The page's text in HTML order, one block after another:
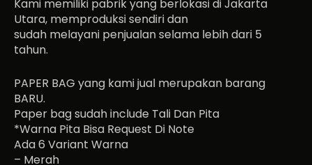
Kami memiliki pabrik yang berlokasi di Jakarta
Utara, memproduksi sendiri dan
sudah melayani penjualan selama lebih dari 5
tahun.
PAPER BAG yang kami jual merupakan barang
BARU.
Paper bag sudah include Tali Dan Pita
*Warna Pita Bisa Request Di Note
Ada 6 Variant Warna
– Merah